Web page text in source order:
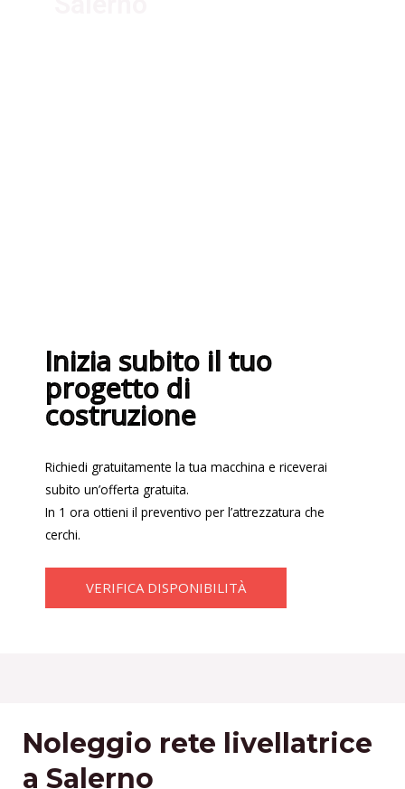
Inizia subito il tuo
progetto di
costruzione
Richiedi gratuitamente la tua macchina e riceverai
subito un’offerta gratuita.
In 1 ora ottieni il preventivo per l’attrezzatura che
cerchi.
VERIFICA DISPONIBILITÀ
Noleggio rete livellatrice
a Salerno